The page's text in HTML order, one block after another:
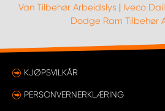
Van Tilbehør Arbeidslys | Iveco
Dodge Ram Tilbehør
KJØPSVILKÅR
PERSONVERNERKLÆRING